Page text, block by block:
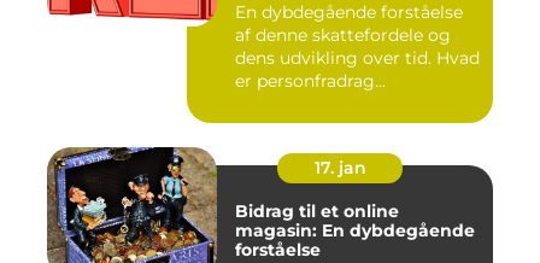
En dybdegående forståelse
af denne skattefordele og
dens udvikling over tid. Hvad
er personfradrag...
17. jan
Bidrag til et online
magasin: En dybdegående
forståelse